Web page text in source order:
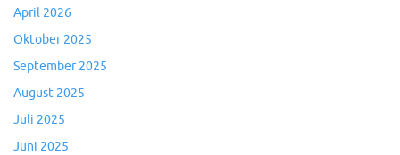
April 2026
Oktober 2025
September 2025
August 2025
Juli 2025
Juni 2025